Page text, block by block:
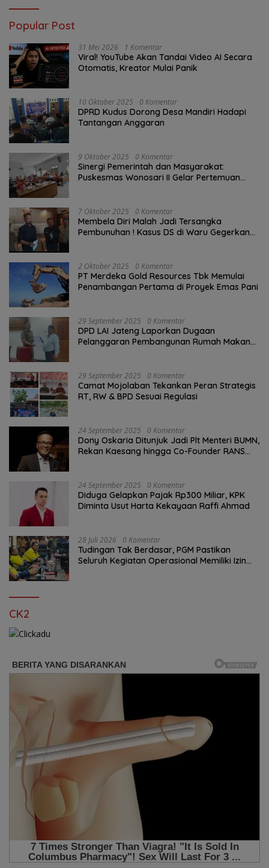
Popular Post
31 Mei 2026 1 Komentar
Viral! YouTube Akan Tandai Video AI Secara
Otomatis, Kreator Mulai Panik
10 Oktober 2025 0 Komentar
DPRD Kudus Dorong Desa Mandiri Hadapi
Tantangan Anggaran
9 Oktober 2025 0 Komentar
Sinergi Pemerintah dan Masyarakat:
Puskesmas Wonosari II Gelar Pertemuan
7 Oktober 2025 0 Komentar
Membela Diri Malah Jadi Tersangka
Pembunuhan ! Kasus DS di Waru Gegerkan
2 Oktober 2025 0 Komentar
PT Merdeka Gold Resources Tbk Memulai
Penambangan Pertama di Proyek Emas Pani
29 September 2025 0 Komentar
DPD LAI Jateng Laporkan Dugaan
Pelanggaran Pembangunan Rumah Makan
29 September 2025 0 Komentar
Camat Mojolaban Tekankan Peran Strategis
RT, RW & BPD Sesuai Regulasi
24 September 2025 0 Komentar
Dony Oskaria Ditunjuk Jadi Plt Menteri BUMN,
Rekan Kaesang hingga Co-Founder RANS
24 September 2025 0 Komentar
Diduga Gelapkan Pajak Rp300 Miliar, KPK
Diminta Usut Harta Kekayaan Raffi Ahmad
28 Juli 2026 0 Komentar
Tudingan Tak Berdasar, PGM Pastikan
Seluruh Kegiatan Operasional Memiliki Izin
CK2